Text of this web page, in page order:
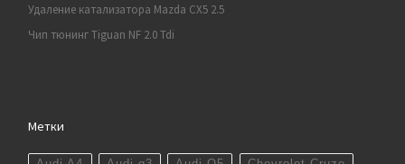
Удаление катализатора Mazda CX5 2.5
Чип тюнинг Tiguan NF 2.0 Tdi
Метки